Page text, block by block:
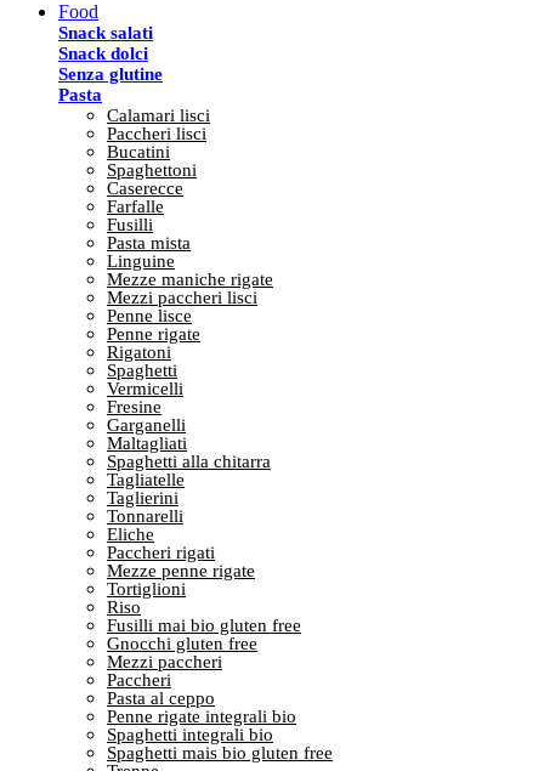
Food
Snack salati
Snack dolci
Senza glutine
Pasta
Calamari lisci
Paccheri lisci
Bucatini
Spaghettoni
Caserecce
Farfalle
Fusilli
Pasta mista
Linguine
Mezze maniche rigate
Mezzi paccheri lisci
Penne lisce
Penne rigate
Rigatoni
Spaghetti
Vermicelli
Fresine
Garganelli
Maltagliati
Spaghetti alla chitarra
Tagliatelle
Taglierini
Tonnarelli
Eliche
Paccheri rigati
Mezze penne rigate
Tortiglioni
Riso
Fusilli mai bio gluten free
Gnocchi gluten free
Mezzi paccheri
Paccheri
Pasta al ceppo
Penne rigate integrali bio
Spaghetti integrali bio
Spaghetti mais bio gluten free